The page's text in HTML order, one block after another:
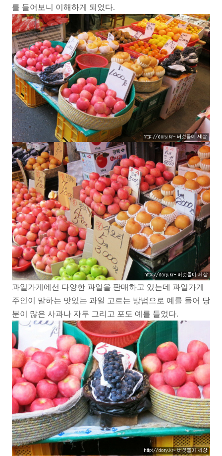
를 들어보니 이해하게 되었다.
과일가게에선 다양한 과일을 판매하고 있는데 과일가게
주인이 말하는 맛있는 과일 고르는 방법으로 예를 들어 당
분이 많은 사과나 자두 그리고 포도 예를 들었다.